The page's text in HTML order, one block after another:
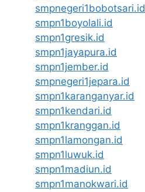
smpnegeri1bobotsari.id
smpn1boyolali.id
smpn1gresik.id
smpn1jayapura.id
smpn1jember.id
smpnegeri1jepara.id
smpn1karanganyar.id
smpn1kendari.id
smpn1kranggan.id
smpn1lamongan.id
smpn1luwuk.id
smpn1madiun.id
smpn1manokwari.id